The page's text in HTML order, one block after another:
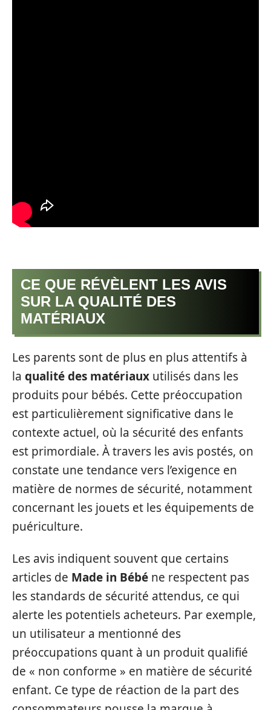
CE QUE RÉVÈLENT LES AVIS
SUR LA QUALITÉ DES
MATÉRIAUX
Les parents sont de plus en plus attentifs à
la qualité des matériaux utilisés dans les
produits pour bébés. Cette préoccupation
est particulièrement significative dans le
contexte actuel, où la sécurité des enfants
est primordiale. À travers les avis postés, on
constate une tendance vers l’exigence en
matière de normes de sécurité, notamment
concernant les jouets et les équipements de
puériculture.
Les avis indiquent souvent que certains
articles de Made in Bébé ne respectent pas
les standards de sécurité attendus, ce qui
alerte les potentiels acheteurs. Par exemple,
un utilisateur a mentionné des
préoccupations quant à un produit qualifié
de « non conforme » en matière de sécurité
enfant. Ce type de réaction de la part des